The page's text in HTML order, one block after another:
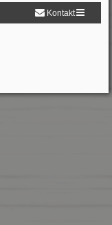
Kontakt